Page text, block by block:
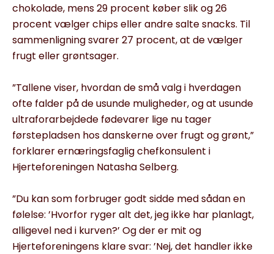
chokolade, mens 29 procent køber slik og 26
procent vælger chips eller andre salte snacks. Til
sammenligning svarer 27 procent, at de vælger
frugt eller grøntsager.
”Tallene viser, hvordan de små valg i hverdagen
ofte falder på de usunde muligheder, og at usunde
ultraforarbejdede fødevarer lige nu tager
førstepladsen hos danskerne over frugt og grønt,”
forklarer ernæringsfaglig chefkonsulent i
Hjerteforeningen Natasha Selberg.
”Du kan som forbruger godt sidde med sådan en
følelse: ’Hvorfor ryger alt det, jeg ikke har planlagt,
alligevel ned i kurven?’ Og der er mit og
Hjerteforeningens klare svar: ’Nej, det handler ikke